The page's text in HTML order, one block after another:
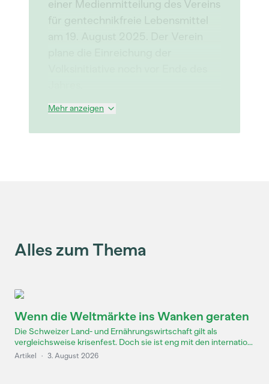
einer Medienmitteilung des Vereins
für gentechnikfreie Lebensmittel
Mehr anzeigen
Alles zum Thema
Wenn die Weltmärkte ins Wanken geraten
Die Schweizer Land- und Ernährungswirtschaft gilt als
vergleichsweise krisenfest. Doch sie ist eng mit den internatio...
Artikel · 3. August 2026